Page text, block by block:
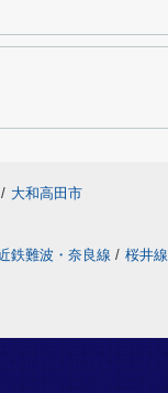
/ 大和高田市
鉄難波・奈良線 / 桜井線